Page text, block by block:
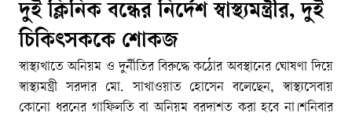
দুই ক্লিনিক বন্ধের নির্দেশ স্বাস্থ্যমন্ত্রীর, দুই
চিকিৎসককে শোকজ
স্বাস্থ্যখাতে অনিয়ম ও দুর্নীতির বিরুদ্ধে কঠোর অবস্থানের ঘোষণা দিয়ে
স্বাস্থ্যমন্ত্রী সরদার মো. সাখাওয়াত হোসেন বলেছেন, স্বাস্থ্যসেবায়
কোনো ধরনের গাফিলতি বা অনিয়ম বরদাশত করা হবে না।শনিবার